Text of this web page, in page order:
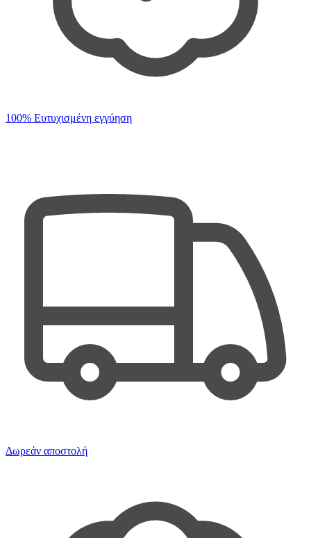
100% Ευτυχισμένη εγγύηση
Δωρεάν αποστολή